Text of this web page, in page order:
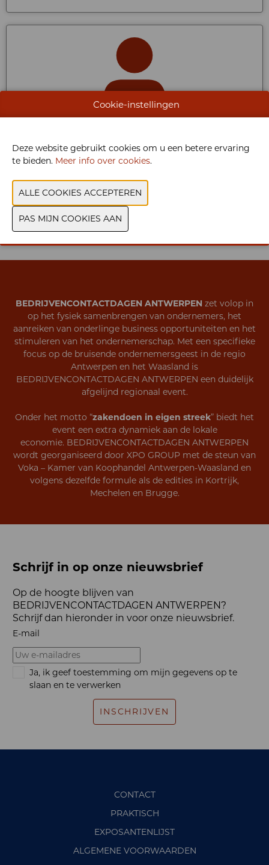
VRAGEN?
Onze ambassadeurs bezorgen u graag alle antwoorden
CONTACT
BEDRIJVENCONTACTDAGEN ANTWERPEN zet volop in
op het fysiek samenbrengen van ondernemers, het
aanreiken van onderlinge business opportuniteiten en het
stimuleren van het ondernemerschap. Met een specifieke
focus op de bruisende ondernemersgeest in de regio
Antwerpen en het Waasland is
BEDRIJVENCONTACTDAGEN ANTWERPEN een duidelijk
afgelijnd regionaal event.
Onder het motto “zakendoen in eigen streek” biedt het
event een extra dynamiek aan de lokale
economie. BEDRIJVENCONTACTDAGEN ANTWERPEN
wordt georganiseerd door XPO GROUP met de steun van
Voka – Kamer van Koophandel Antwerpen-Waasland en
volgens dezelfde formule als de edities in Kortrijk,
Mechelen en Brugge.
Schrijf in op onze nieuwsbrief
Op de hoogte blijven van
BEDRIJVENCONTACTDAGEN ANTWERPEN?
Schrijf dan hieronder in voor onze nieuwsbrief.
E-mail
Ja, ik geef toestemming om mijn gegevens op te
slaan en te verwerken
INSCHRIJVEN
CONTACT
PRAKTISCH
EXPOSANTENLIJST
ALGEMENE VOORWAARDEN
Cookie-instellingen
Deze website gebruikt cookies om u een betere ervaring
te bieden. Meer info over cookies.